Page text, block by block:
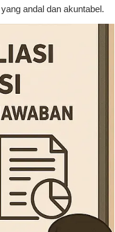
andal dan akuntabel.